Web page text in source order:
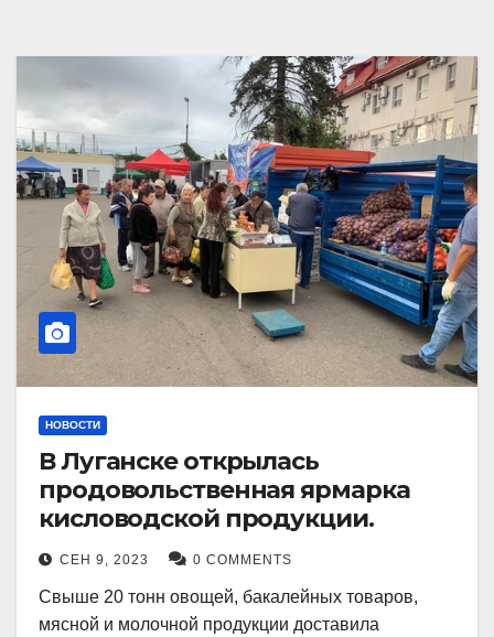
НОВОСТИ
В Луганске открылась
продовольственная ярмарка
кисловодской продукции.
СЕН 9, 2023 0 COMMENTS
Свыше 20 тонн овощей, бакалейных товаров,
мясной и молочной продукции доставила